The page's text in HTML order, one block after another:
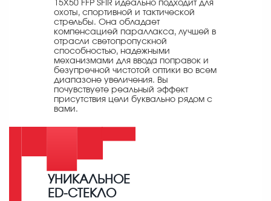
15X50 FFP SFIR идеально подходит для
охоты, спортивной и тактической
стрельбы. Она обладает
компенсацией параллакса, лучшей в
отрасли светопропускной
способностью, надежными
механизмами для ввода поправок и
безупречной чистотой оптики во всем
диапазоне увеличения. Вы
почувствуете реальный эффект
присутствия цели буквально рядом с
вами.
УНИКАЛЬНОЕ
ED-СТЕКЛО